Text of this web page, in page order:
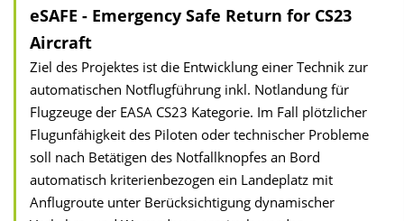
eSAFE - Emergency Safe Return for CS23
Aircraft
Ziel des Projektes ist die Entwicklung einer Technik zur
automatischen Notflugführung inkl. Notlandung für
Flugzeuge der EASA CS23 Kategorie. Im Fall plötzlicher
Flugunfähigkeit des Piloten oder technischer Probleme
soll nach Betätigen des Notfallknopfes an Bord
automatisch kriterienbezogen ein Landeplatz mit
Anflugroute unter Berücksichtigung dynamischer